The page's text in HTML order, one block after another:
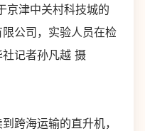
津中关村科技城的
公司，实验人员在检
记者孙凡越 摄
海运输的直升机，